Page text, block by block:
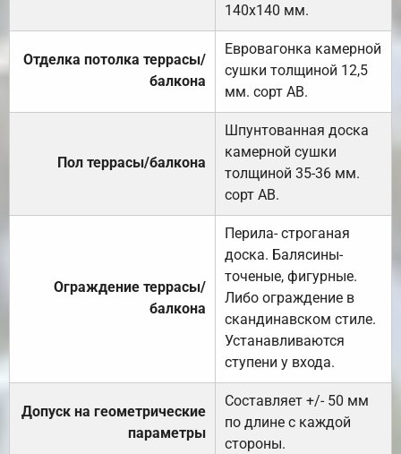
140х140 мм.
Отделка потолка террасы/
балкона
Евровагонка камерной
сушки толщиной 12,5
мм. сорт АВ.
Пол террасы/балкона
Шпунтованная доска
камерной сушки
толщиной 35-36 мм.
сорт АВ.
Ограждение террасы/
балкона
Перила- строганая
доска. Балясины-
точеные, фигурные.
Либо ограждение в
скандинавском стиле.
Устанавливаются
ступени у входа.
Допуск на геометрические
параметры
Составляет +/- 50 мм
по длине с каждой
стороны.